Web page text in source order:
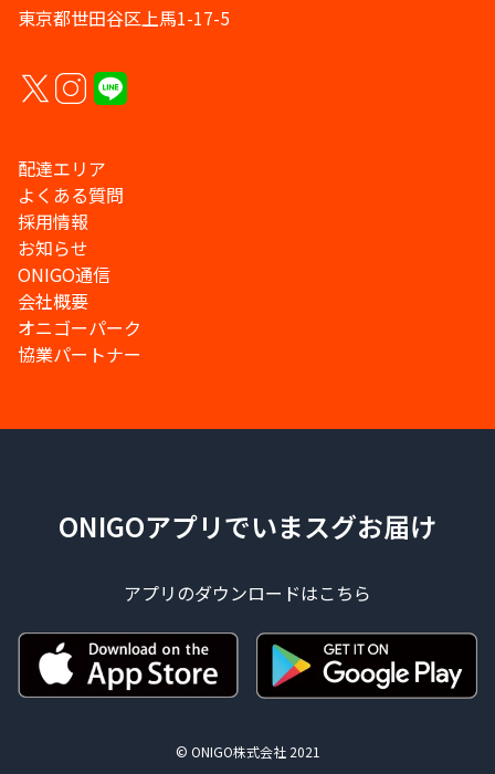
東京都世田谷区上馬1-17-5
配達エリア
よくある質問
採用情報
お知らせ
ONIGO通信
会社概要
オニゴーパーク
協業パートナー
ONIGOアプリでいまスグお届け
アプリのダウンロードはこちら
© ONIGO株式会社 2021